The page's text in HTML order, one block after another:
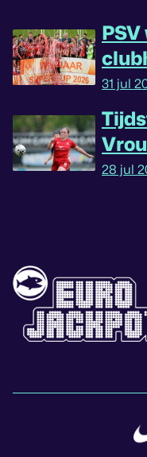
31 jul
28 jul